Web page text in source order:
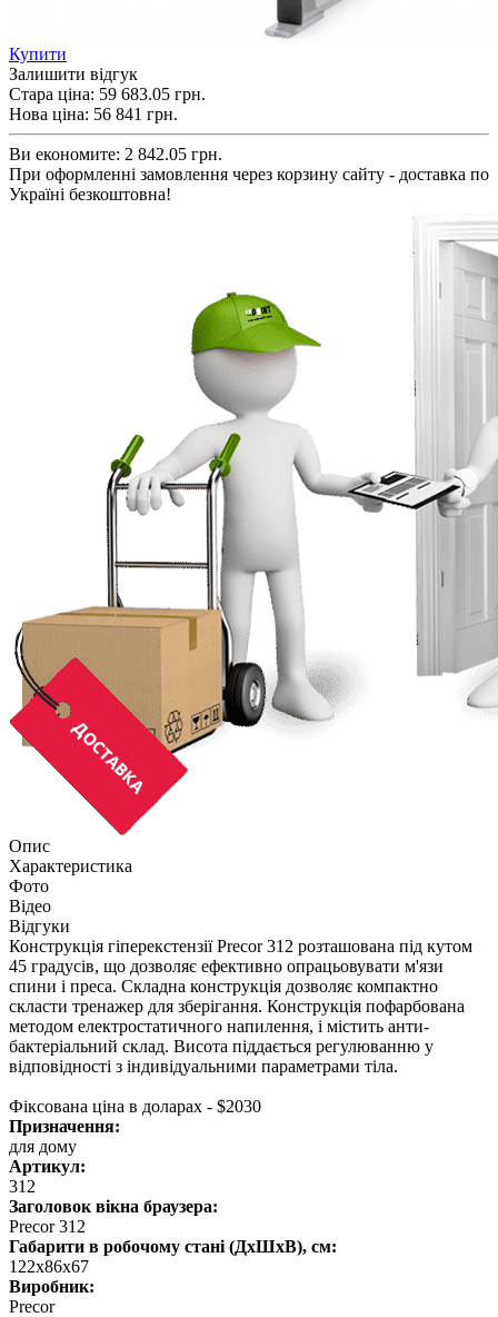
Купити
Залишити відгук
Стара ціна: 59 683.05 грн.
Нова ціна: 56 841 грн.
Ви економите: 2 842.05 грн.
При оформленні замовлення через корзину сайту - доставка по
Україні безкоштовна!
Опис
Характеристика
Фото
Відео
Відгуки
Конструкція гіперекстензії Precor 312 розташована під кутом
45 градусів, що дозволяє ефективно опрацьовувати м'язи
спини і преса. Складна конструкція дозволяє компактно
скласти тренажер для зберігання. Конструкція пофарбована
методом електростатичного напилення, і містить анти-
бактеріальний склад. Висота піддається регулюванню у
відповідності з індивідуальними параметрами тіла.
Фіксована ціна в доларах - $2030
Призначення:
для дому
Артикул:
312
Заголовок вікна браузера:
Precor 312
Габарити в робочому стані (ДхШхВ), см:
122х86х67
Виробник:
Precor